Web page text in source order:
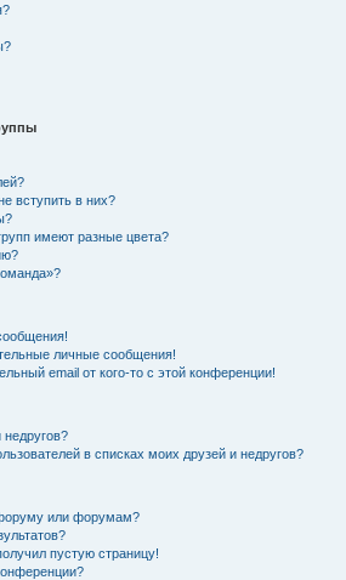
вступить в них?
имеют разные цвета?
личные сообщения!
email от кого-то с этой конференции!
недругов?
в списках моих друзей и недругов?
или форумам?
пустую страницу!